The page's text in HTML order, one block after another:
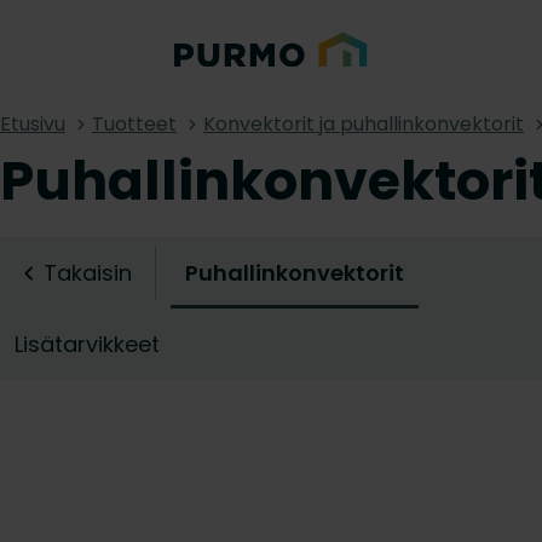
Etusivu Tuotteet Konvektorit ja puhallinkonvektorit
Takaisin Puhallinkonvektorit
Lisätarvikkeet